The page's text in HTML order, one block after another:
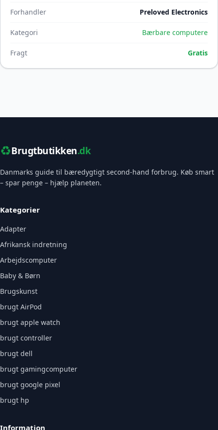
Forhandler Preloved Electronics
Kategori Bærbare computere
Fragt Gratis
♻️Brugtbutikken.dk
Danmarks guide til bæredygtigt second-hand forbrug. Køb smart
– spar penge – hjælp planeten.
Kategorier
Adapter
Afrikansk indretning
Arbejdscomputer
Baby & Børn
Brugskunst
brugt AirPod
brugt apple watch
brugt controller
brugt dell
brugt gamingcomputer
brugt google pixel
brugt hp
Information